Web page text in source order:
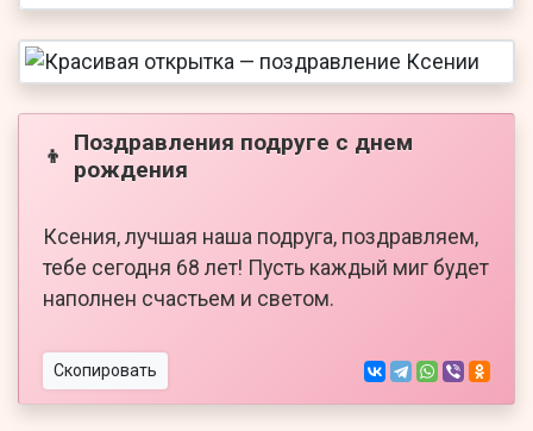
👦
Поздравления подруге с днем
рождения
Ксения, лучшая наша подруга, поздравляем,
тебе сегодня 68 лет! Пусть каждый миг будет
наполнен счастьем и светом.
Скопировать